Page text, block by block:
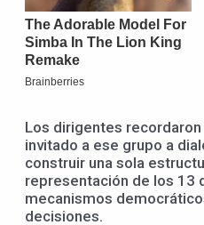
Los dirigentes
invitado a ese grupo a
construir una sola
representación de los 13
mecanismos
decisiones.